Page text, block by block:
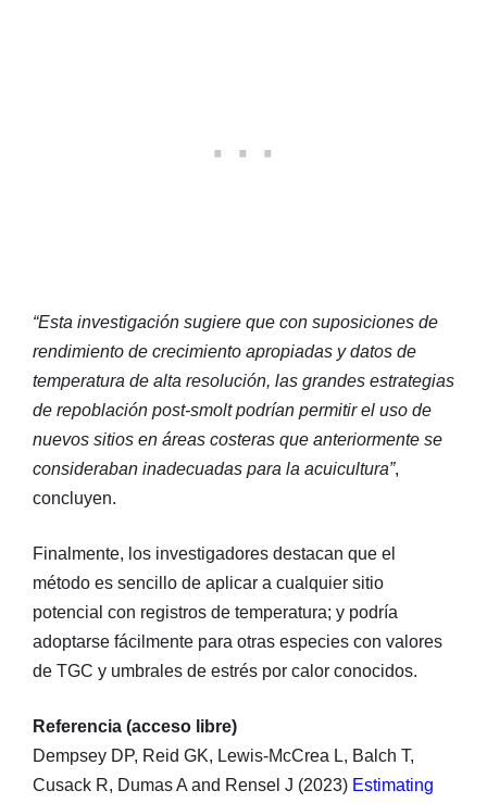
“Esta investigación sugiere que con suposiciones de
rendimiento de crecimiento apropiadas y datos de
temperatura de alta resolución, las grandes estrategias
de repoblación post-smolt podrían permitir el uso de
nuevos sitios en áreas costeras que anteriormente se
consideraban inadecuadas para la acuicultura”,
concluyen.
Finalmente, los investigadores destacan que el
método es sencillo de aplicar a cualquier sitio
potencial con registros de temperatura; y podría
adoptarse fácilmente para otras especies con valores
de TGC y umbrales de estrés por calor conocidos.
Referencia (acceso libre)
Dempsey DP, Reid GK, Lewis-McCrea L, Balch T,
Cusack R, Dumas A and Rensel J (2023) Estimating